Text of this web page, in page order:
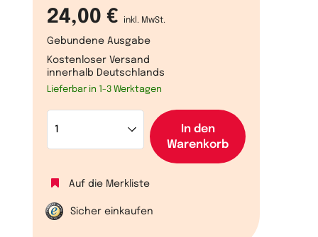
24,00 € inkl. MwSt.
Gebundene Ausgabe
Kostenloser Versand
innerhalb Deutschlands
Lieferbar in 1-3 Werktagen
In den
Warenkorb
Auf die Merkliste
Sicher einkaufen